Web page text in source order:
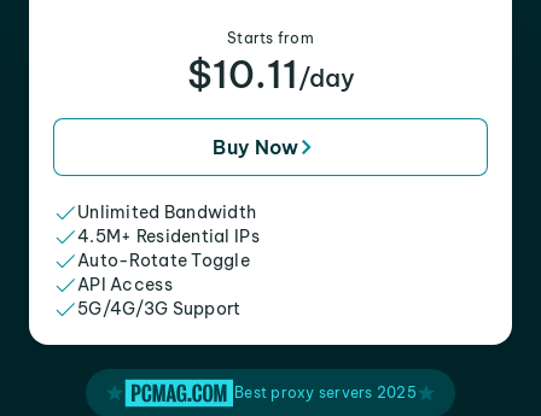
Starts from
$10.11 /day
Buy Now
Unlimited Bandwidth
4.5M+ Residential IPs
Auto-Rotate Toggle
API Access
5G/4G/3G Support
Best proxy servers 2025